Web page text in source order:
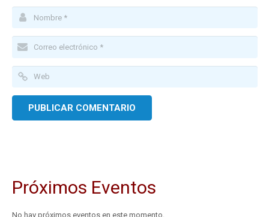
Próximos Eventos
No hay próximos eventos en este momento.